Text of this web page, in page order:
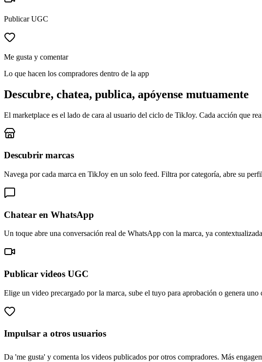
Publicar UGC
Me gusta y comentar
Lo que hacen los compradores dentro de la app
Descubre, chatea, publica, apóyense mutuamente
El marketplace es el lado de cara al usuario del ciclo de TikJoy. Cada acción que
Descubrir marcas
Navega por cada marca en TikJoy en un solo feed. Filtra por categoría, abre su
Chatear en WhatsApp
Un toque abre una conversación real de WhatsApp con la marca, ya
Publicar videos UGC
Elige un video precargado por la marca, sube el tuyo para aprobación o genera
Impulsar a otros usuarios
Da 'me gusta' y comenta los videos publicados por otros compradores. Más